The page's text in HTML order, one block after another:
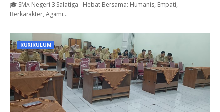
🎓 SMA Negeri 3 Salatiga - Hebat Bersama: Humanis, Empati,
Berkarakter, Agami…
KURIKULUM